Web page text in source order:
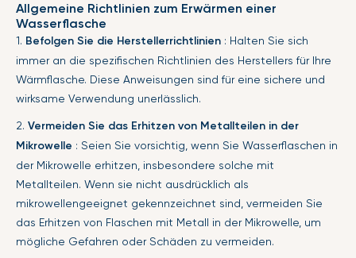
Allgemeine Richtlinien zum Erwärmen einer
Wasserflasche
1. Befolgen Sie die Herstellerrichtlinien : Halten Sie sich
immer an die spezifischen Richtlinien des Herstellers für Ihre
Wärmflasche. Diese Anweisungen sind für eine sichere und
wirksame Verwendung unerlässlich.
2. Vermeiden Sie das Erhitzen von Metallteilen in der
Mikrowelle : Seien Sie vorsichtig, wenn Sie Wasserflaschen in
der Mikrowelle erhitzen, insbesondere solche mit
Metallteilen. Wenn sie nicht ausdrücklich als
mikrowellengeeignet gekennzeichnet sind, vermeiden Sie
das Erhitzen von Flaschen mit Metall in der Mikrowelle, um
mögliche Gefahren oder Schäden zu vermeiden.